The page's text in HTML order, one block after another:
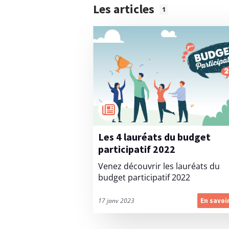
Les articles 1
Les 4 lauréats du budget
participatif 2022
Venez découvrir les lauréats du
budget participatif 2022
17 janv 2023 En
L
e